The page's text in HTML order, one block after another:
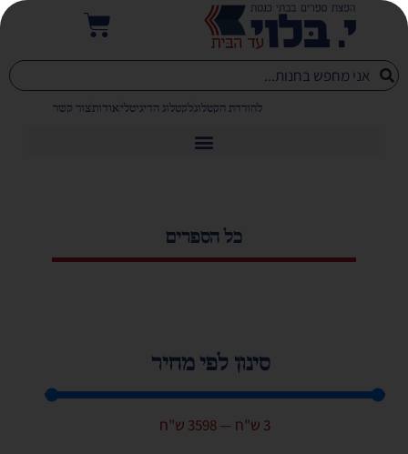
להורדת הקטלוגלקטלוג הדיגיטליאודותצור קשר
כל הספרים
סינון לפי מחיר
3 ש"ח —
3598 ש"ח